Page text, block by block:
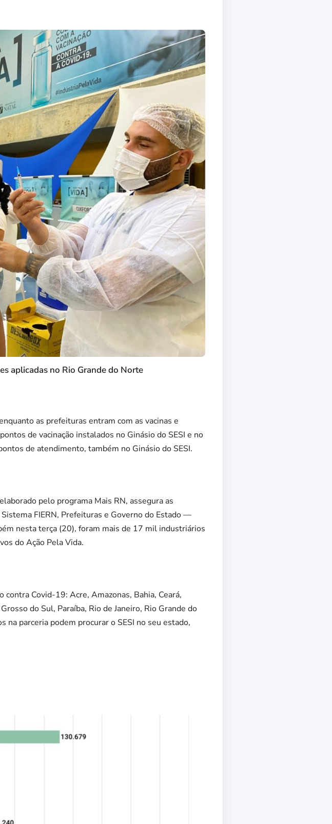
aplicadas no Rio Grande do Norte
as prefeituras entram com as vacinas e
de vacinação instalados no Ginásio do SESI e no
de atendimento, também no Ginásio do SESI.
pelo programa Mais RN, assegura as
FIERN, Prefeituras e Governo do Estado —
nesta terça (20), foram mais de 17 mil industriários
do Ação Pela Vida.
contra Covid-19: Acre, Amazonas, Bahia, Ceará,
do Sul, Paraíba, Rio de Janeiro, Rio Grande do
na parceria podem procurar o SESI no seu estado,